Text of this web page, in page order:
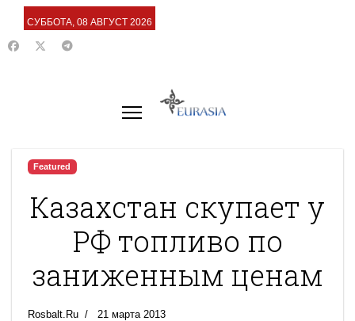
СУББОТА, 08 АВГУСТ 2026
Featured
Казахстан скупает у
РФ топливо по
заниженным ценам
Rosbalt.Ru 21 марта 2013